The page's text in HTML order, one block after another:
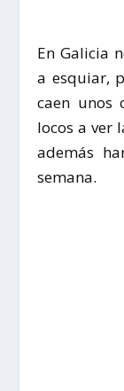
En Galicia
a esquiar,
caen unos
locos a ver
además
semana.